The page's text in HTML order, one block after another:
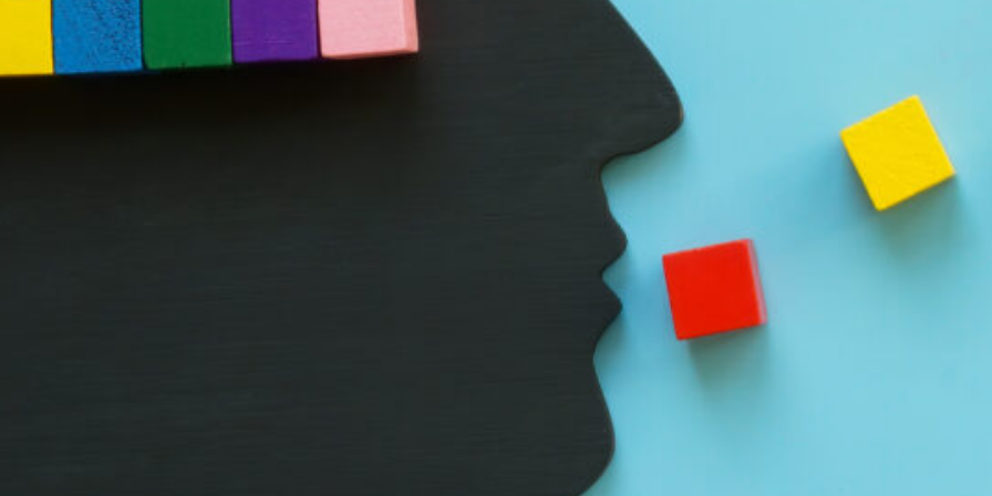
ESPECIALIZADAS EN PLÁSTICOS EN EUROPA